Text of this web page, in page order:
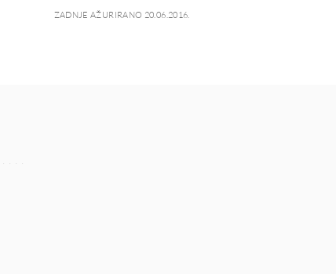
ZADNJE AŽURIRANO 20.06.2016.